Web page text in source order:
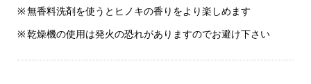
無香料洗剤を使うとヒノキの香りをより楽しめます
乾燥機の使用は発火の恐れがありますのでお避け下さい